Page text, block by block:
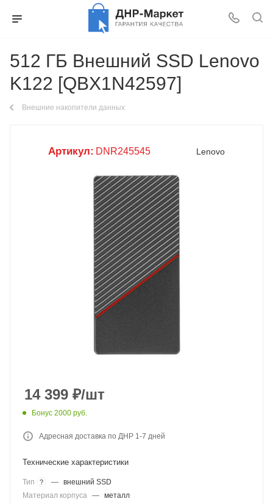
512 ГБ Внешний SSD Lenovo
K122 [QBX1N42597]
Внешние накопители данных
Артикул: DNR245545 Lenovo
14 399 ₽/шт
Бонус 2000 руб.
Адресная доставка по ДНР 1-7 дней
Технические характеристики
Тип ? — внешний SSD
Материал корпуса — металл